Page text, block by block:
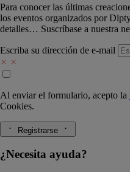
Para conocer las últimas
los eventos organizados por
detalles… Suscríbase a nuestra
Escriba su dirección de e-mail
Al enviar el formulario, acepto la
Cookies.
Registrarse
¿Necesita ayuda?